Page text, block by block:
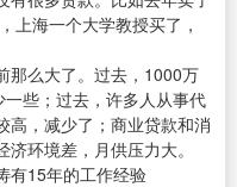
上海一个大学教授买了，
那么大了。过去，1000万
些；过去，许多人从事代
高，减少了；商业贷款和消
环境差，月供压力大。
有15年的工作经验